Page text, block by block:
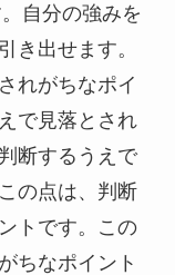
自分の強みを
き出せます。
れがちなポイ
で見落とされ
断するうえで
の点は、判断
トです。この
ちなポイント